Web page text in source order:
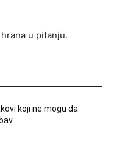
u pitanju.
koji ne mogu da